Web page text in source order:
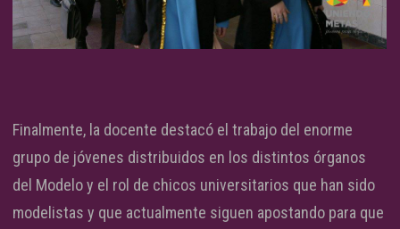
Finalmente, la docente destacó el trabajo del enorme
grupo de jóvenes distribuidos en los distintos órganos
del Modelo y el rol de chicos universitarios que han sido
modelistas y que actualmente siguen apostando para que